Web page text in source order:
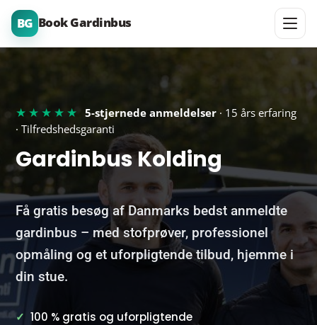
BG Book Gardinbus
★★★★★ 5-stjernede anmeldelser · 15 års erfaring
· Tilfredshedsgaranti
Gardinbus Kolding
Få gratis besøg af Danmarks bedst anmeldte
gardinbus – med stofprøver, professionel
opmåling og et uforpligtende tilbud, hjemme i
din stue.
✓ 100 % gratis og uforpligtende